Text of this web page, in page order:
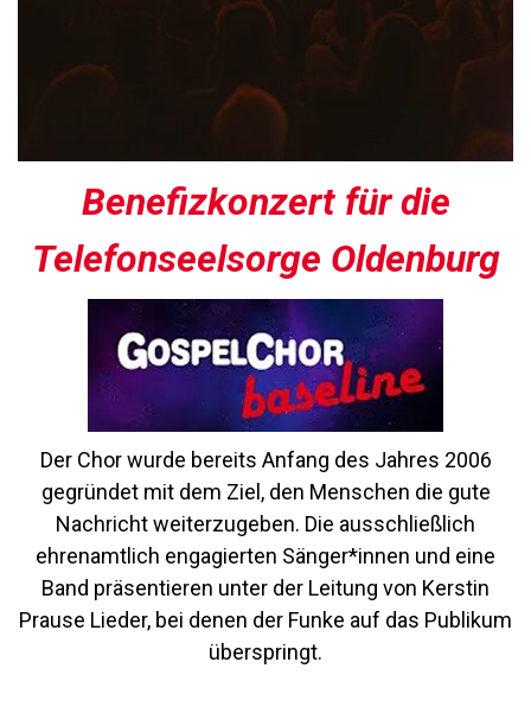
Benefizkonzert für die
Telefonseelsorge Oldenburg
Der Chor wurde bereits Anfang des Jahres 2006
gegründet mit dem Ziel, den Menschen die gute
Nachricht weiterzugeben. Die ausschließlich
ehrenamtlich engagierten Sänger*innen und eine
Band präsentieren unter der Leitung von Kerstin
Prause Lieder, bei denen der Funke auf das Publikum
überspringt.